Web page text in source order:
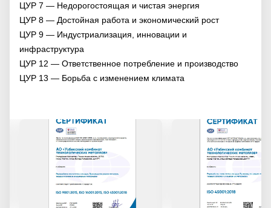
ЦУР 7 — Недорогостоящая и чистая энергия
ЦУР 8 — Достойная работа и экономический рост
ЦУР 9 — Индустриализация, инновации и
инфраструктура
ЦУР 12 — Ответственное потребление и производство
ЦУР 13 — Борьба с изменением климата